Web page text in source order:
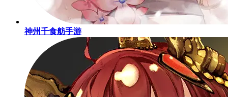
神州千食舫手游